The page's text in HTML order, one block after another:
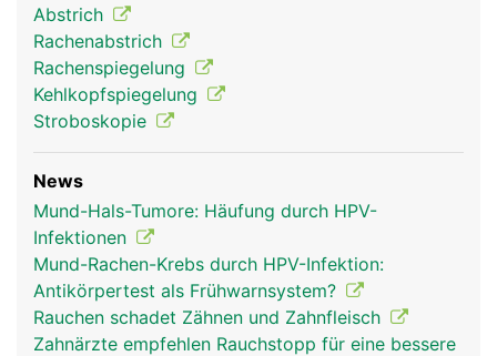
Abstrich
Rachenabstrich
Rachenspiegelung
Kehlkopfspiegelung
Stroboskopie
News
Mund-Hals-Tumore: Häufung durch HPV-
Infektionen
Mund-Rachen-Krebs durch HPV-Infektion:
Antikörpertest als Frühwarnsystem?
Rauchen schadet Zähnen und Zahnfleisch
Zahnärzte empfehlen Rauchstopp für eine bessere